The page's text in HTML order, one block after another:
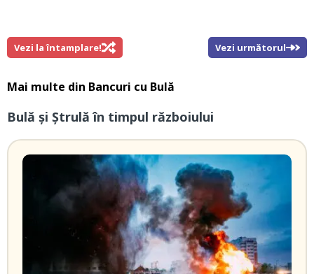
Vezi la întamplare! Vezi următorul
Mai multe din Bancuri cu Bulă
Bulă şi Ştrulă în timpul războiului